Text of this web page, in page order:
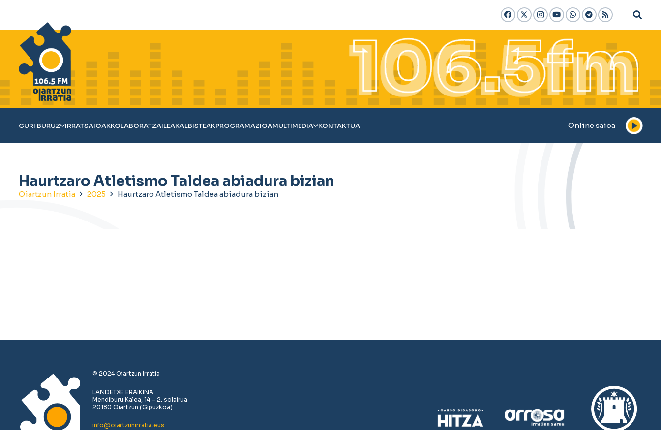
GURI BURUZ IRRATSAIOAKKOLABORATZAILEAKALBISTEAKPROGRAMAZIOAMULTIMEDIA KONTAKTUA Online saioa
Haurtzaro Atletismo Taldea abiadura bizian
Oiartzun Irratia 2025 Haurtzaro Atletismo Taldea abiadura bizian
© 2024 Oiartzun Irratia
LANDETXE ERAIKINA
Mendiburu Kalea, 14 – 2. solairua
20180 Oiartzun (Gipuzkoa)
info@oiartzunirratia.eus
+34 943 493 711 /// +34 683 379 619